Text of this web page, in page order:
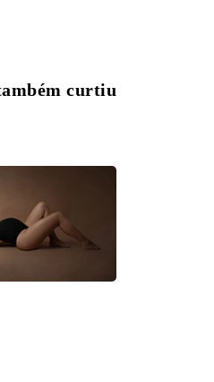
curtiu